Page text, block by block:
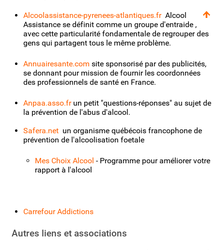
Alcoolassistance-pyrenees-atlantiques.fr Alcool
Assistance se définit comme un groupe d'entraide ,
avec cette particularité fondamentale de regrouper des
gens qui partagent tous le même problème.
Annuairesante.com site sponsorisé par des publicités,
se donnant pour mission de fournir les coordonnées
des professionnels de santé en France.
Anpaa.asso.frun petit "questions-réponses" au sujet de
la prévention de l'abus d'alcool.
Safera.net un organisme québécois francophone de
prévention de l'alcoolisation foetale
Mes Choix Alcool - Programme pour améliorer votre
rapport à l'alcool
Carrefour Addictions
Autres liens et associations